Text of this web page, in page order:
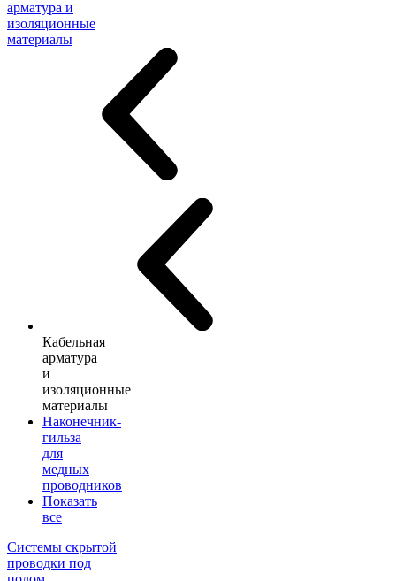
арматура и
изоляционные
материалы
Кабельная
арматура
и
изоляционные
материалы
Наконечник-
гильза
для
медных
проводников
Показать
все
Системы скрытой
проводки под